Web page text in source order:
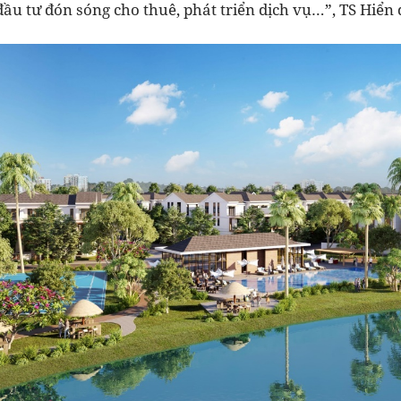
tư đón sóng cho thuê, phát triển dịch vụ…”, TS Hiển